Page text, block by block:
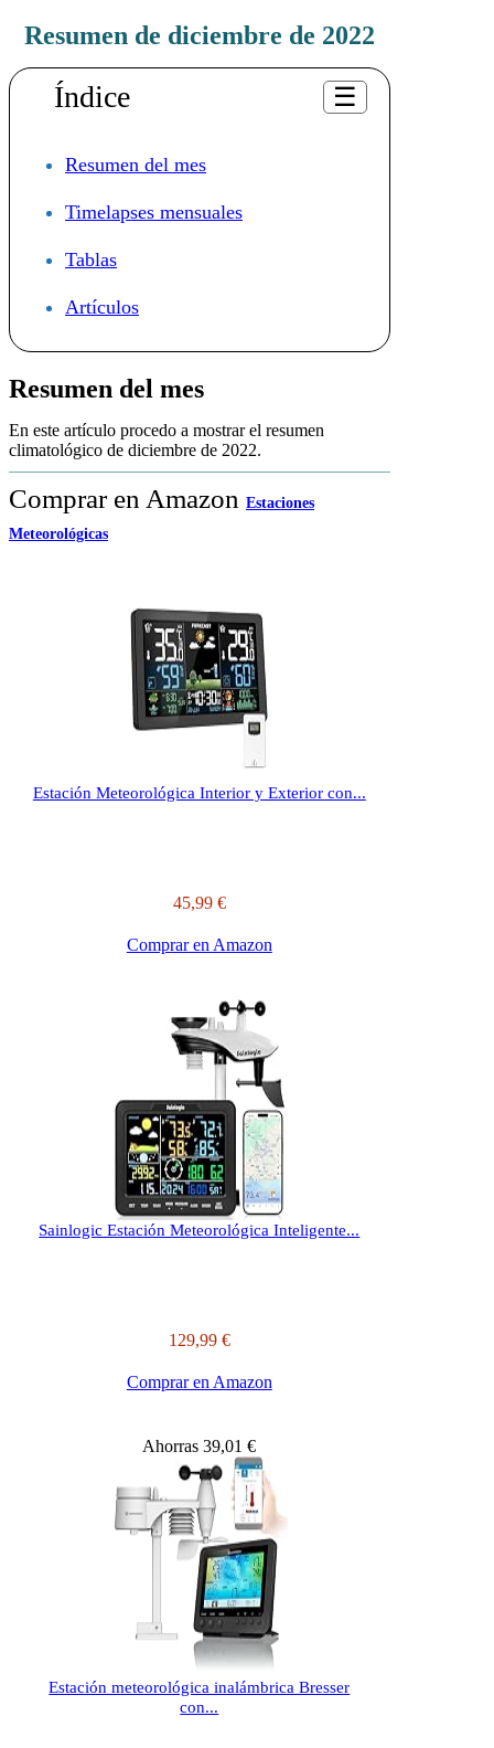
Topográficos
Resumen de diciembre de 2022
Índice ☰
Resumen del mes
Timelapses mensuales
Tablas
Artículos
Resumen del mes
En este artículo procedo a mostrar el resumen
climatológico de diciembre de 2022.
Comprar en Amazon Estaciones
Meteorológicas
Estación Meteorológica Interior y Exterior con...
45,99 €
Comprar en Amazon
Sainlogic Estación Meteorológica Inteligente...
129,99 €
Comprar en Amazon
Ahorras 39,01 €
Estación meteorológica inalámbrica Bresser
con...